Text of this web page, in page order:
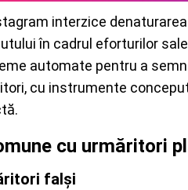
interzice
în cadrul eforturilor
automate pentru a
cu instrumente
cu urmăritori
falși